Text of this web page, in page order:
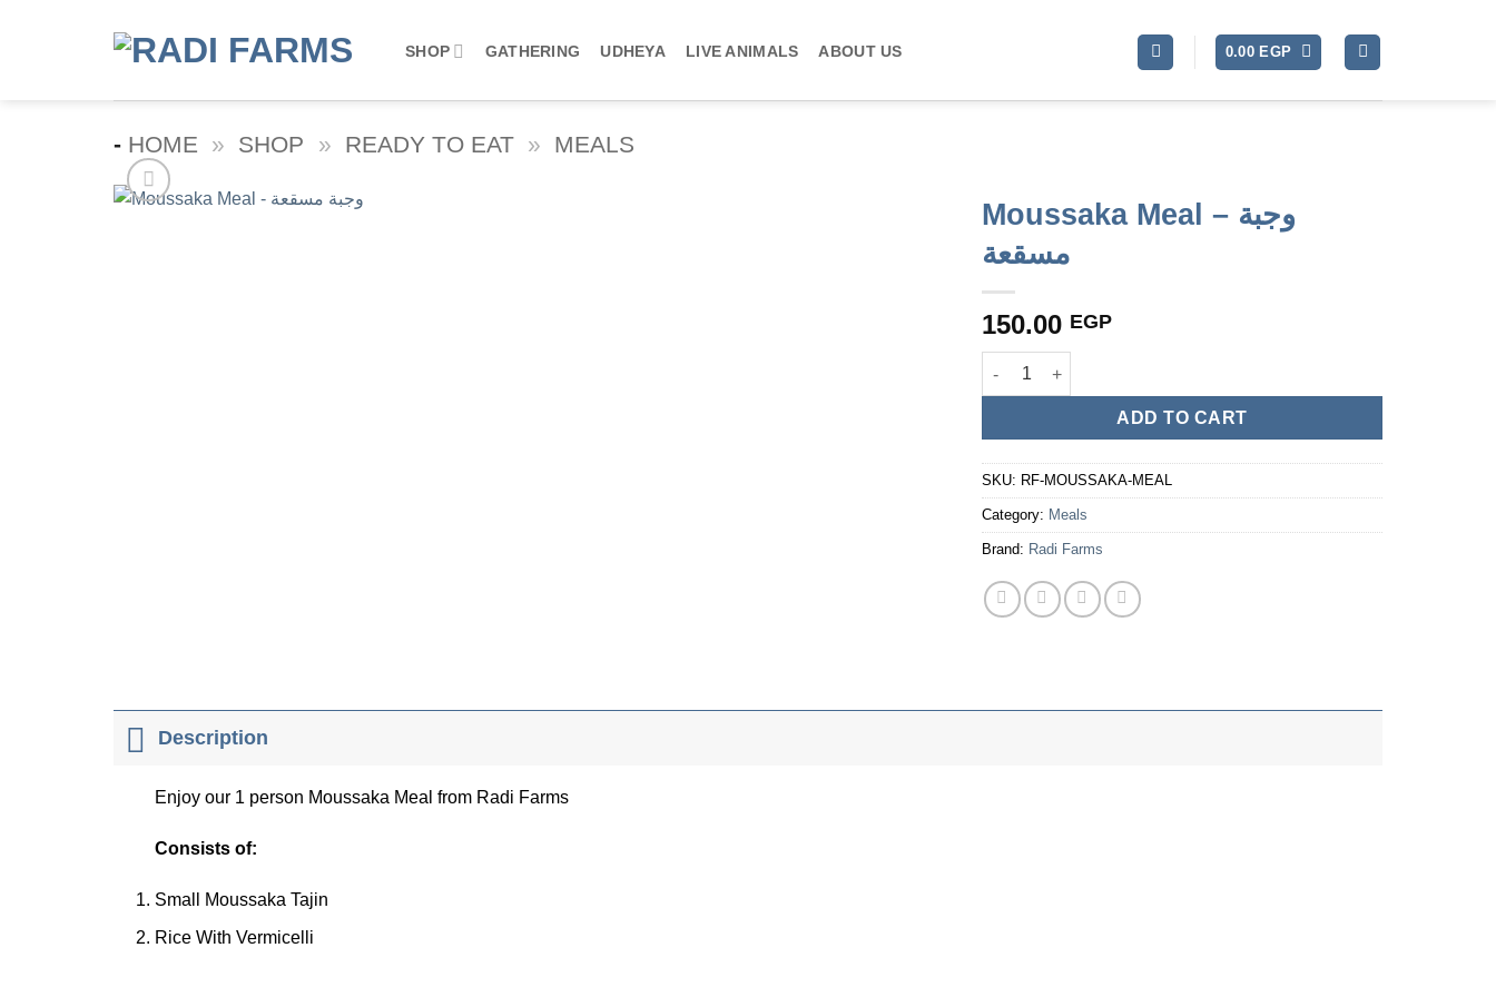
SHOP GATHERING UDHEYA LIVE ANIMALS ABOUT US 0.00 EGP
- HOME » SHOP » READY TO EAT » MEALS
Moussaka Meal – وجبة
مسقعة
150.00 EGP
ADD TO CART
SKU: RF-MOUSSAKA-MEAL
Category: Meals
Brand: Radi Farms
Description
Enjoy our 1 person Moussaka Meal from Radi Farms
Consists of:
Small Moussaka Tajin
Rice With Vermicelli